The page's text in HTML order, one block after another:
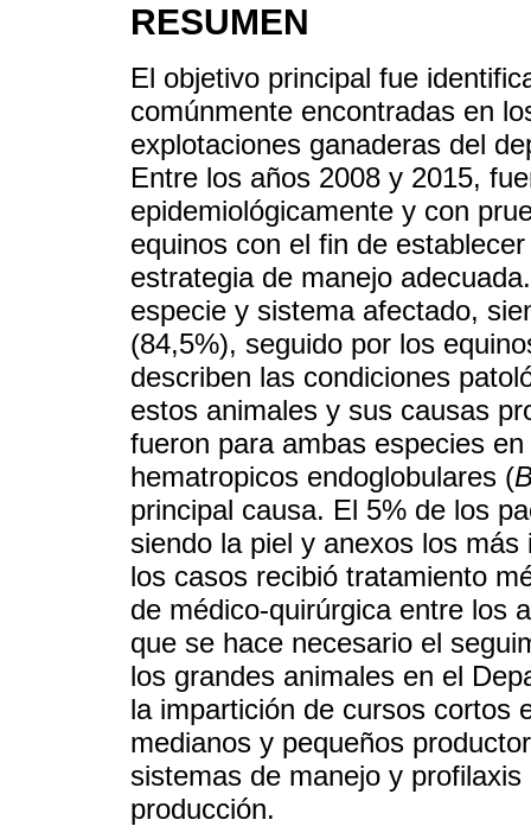
RESUMEN
El objetivo principal fue
comúnmente encontradas en
explotaciones ganaderas del
Entre los años 2008 y 2015,
epidemiológicamente y con
equinos con el fin de
estrategia de manejo
especie y sistema afectado,
(84,5%), seguido por los
describen las condiciones
estos animales y sus causas
fueron para ambas especies
hematropicos endoglobulares (
principal causa. El 5% de los
siendo la piel y anexos los
los casos recibió tratamiento
de médico-quirúrgica entre los
que se hace necesario el
los grandes animales en el
la impartición de cursos cortos
medianos y pequeños
sistemas de manejo y
producción.